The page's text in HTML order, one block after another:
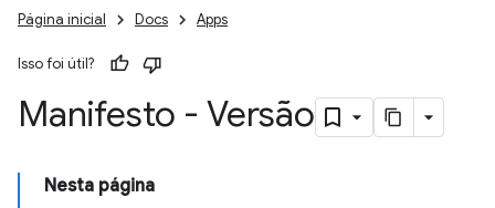
Página inicial Docs Apps
Isso foi útil?
Manifesto - Versão
Nesta página